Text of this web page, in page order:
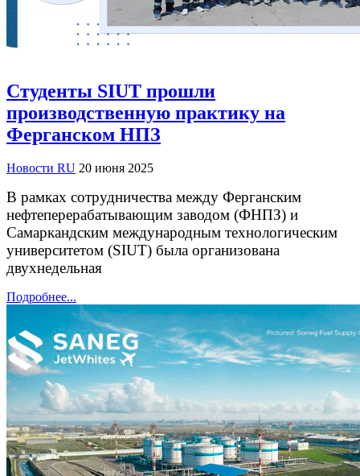
Студенты SIUT прошли
производственную практику на
Ферганском НПЗ
Новости RU 20 июня 2025
В рамках сотрудничества между Ферганским
нефтеперерабатывающим заводом (ФНПЗ) и
Самаркандским международным технологическим
университетом (SIUT) была организована
двухнедельная
Подробнее...